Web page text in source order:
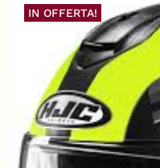
IN OFFERTA!